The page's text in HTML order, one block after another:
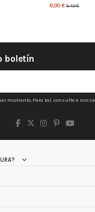
8,00 € 9,42 €
boletín
momento. Para tal, consulte a